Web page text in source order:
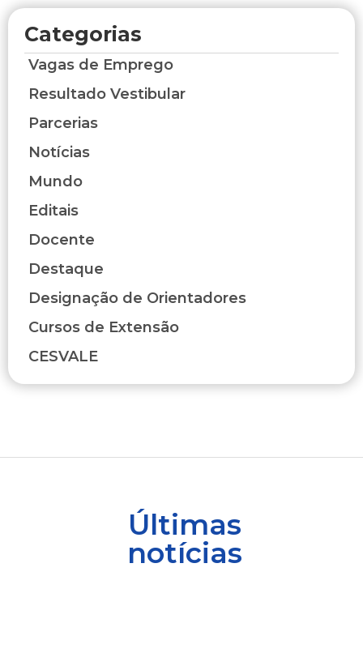
Categorias
Vagas de Emprego
Resultado Vestibular
Parcerias
Notícias
Mundo
Editais
Docente
Destaque
Designação de Orientadores
Cursos de Extensão
CESVALE
Últimas
notícias